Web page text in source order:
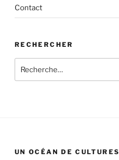
Contact
RECHERCHER
pour
UN OCÉAN DE CULTURES